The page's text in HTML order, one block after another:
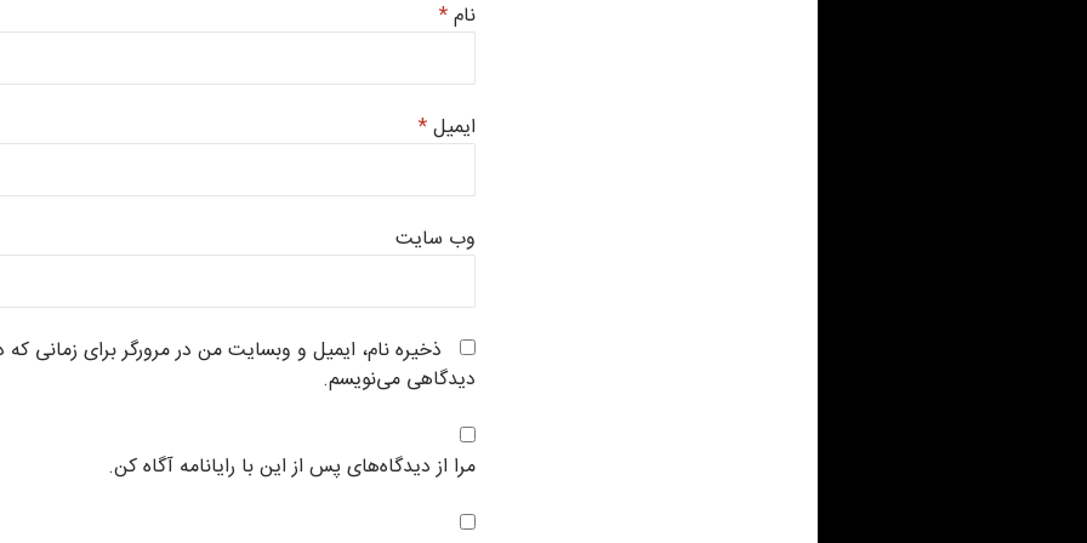
نام*
ایمیل*
وب‌ سایت
ذخیره نام، ایمیل و وبسایت من در مرورگر برای زمانی که
دیدگاهی می‌نویسم.
مرا از دیدگاه‌های پس از این با رایانامه آگاه کن.